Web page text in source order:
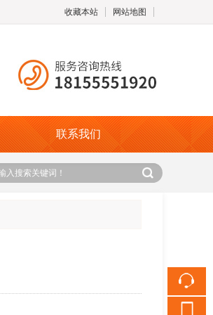
收藏本站 网站地图
浏览手机站
联系我们